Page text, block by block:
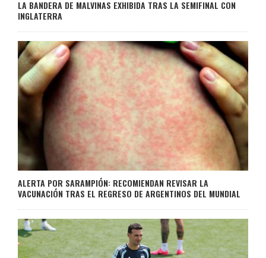
LA BANDERA DE MALVINAS EXHIBIDA TRAS LA SEMIFINAL CON
INGLATERRA
ALERTA POR SARAMPIÓN: RECOMIENDAN REVISAR LA
VACUNACIÓN TRAS EL REGRESO DE ARGENTINOS DEL MUNDIAL